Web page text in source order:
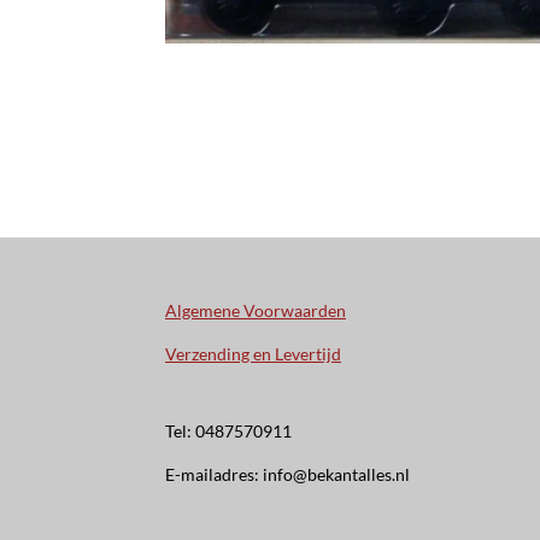
Algemene Voorwaarden
Verzending en Levertijd
Tel: 0487570911
E-mailadres: info@bekantalles.nl